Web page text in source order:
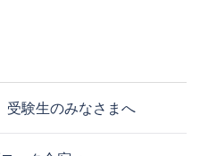
験生のみなさまへ